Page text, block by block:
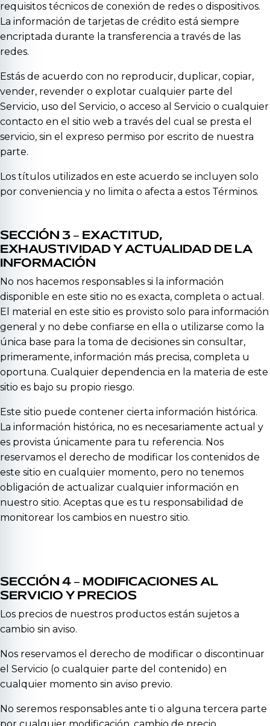
requisitos técnicos de conexión de redes o dispositivos.
La información de tarjetas de crédito está siempre
encriptada durante la transferencia a través de las
redes.
Estás de acuerdo con no reproducir, duplicar, copiar,
vender, revender o explotar cualquier parte del
Servicio, uso del Servicio, o acceso al Servicio o cualquier
contacto en el sitio web a través del cual se presta el
servicio, sin el expreso permiso por escrito de nuestra
parte.
Los títulos utilizados en este acuerdo se incluyen solo
por conveniencia y no limita o afecta a estos Términos.
SECCIÓN 3 – EXACTITUD,
EXHAUSTIVIDAD Y ACTUALIDAD DE LA
INFORMACIÓN
No nos hacemos responsables si la información
disponible en este sitio no es exacta, completa o actual.
El material en este sitio es provisto solo para información
general y no debe confiarse en ella o utilizarse como la
única base para la toma de decisiones sin consultar,
primeramente, información más precisa, completa u
oportuna. Cualquier dependencia en la materia de este
sitio es bajo su propio riesgo.
Este sitio puede contener cierta información histórica.
La información histórica, no es necesariamente actual y
es provista únicamente para tu referencia. Nos
reservamos el derecho de modificar los contenidos de
este sitio en cualquier momento, pero no tenemos
obligación de actualizar cualquier información en
nuestro sitio. Aceptas que es tu responsabilidad de
monitorear los cambios en nuestro sitio.
SECCIÓN 4 – MODIFICACIONES AL
SERVICIO Y PRECIOS
Los precios de nuestros productos están sujetos a
cambio sin aviso.
Nos reservamos el derecho de modificar o discontinuar
el Servicio (o cualquier parte del contenido) en
cualquier momento sin aviso previo.
No seremos responsables ante ti o alguna tercera parte